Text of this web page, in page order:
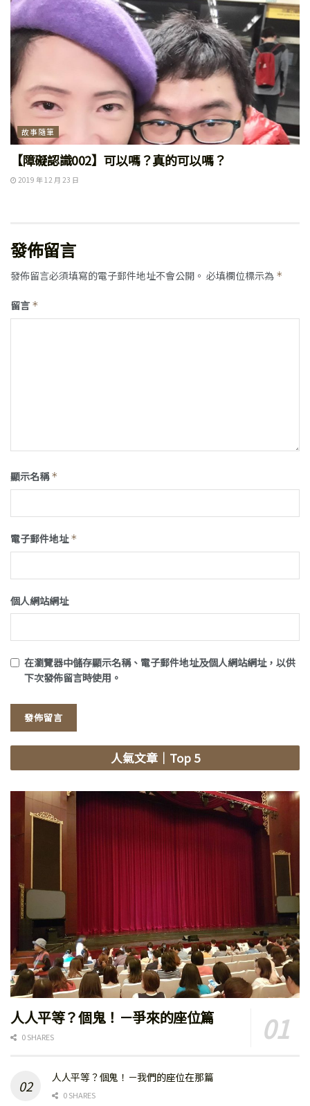
故事隨筆
【障礙認識002】可以嗎？真的可以嗎？
2019 年 12 月 23 日
發佈留言
發佈留言必須填寫的電子郵件地址不會公開。 必填欄位標示為 *
留言 *
顯示名稱*
電子郵件地址*
個人網站網址
在瀏覽器中儲存顯示名稱、電子郵件地址及個人網站網址，以供
下次發佈留言時使用。
人氣文章｜Top 5
人人平等？個鬼！－爭來的座位篇
0 SHARES
人人平等？個鬼！－我們的座位在那篇
0 SHARES